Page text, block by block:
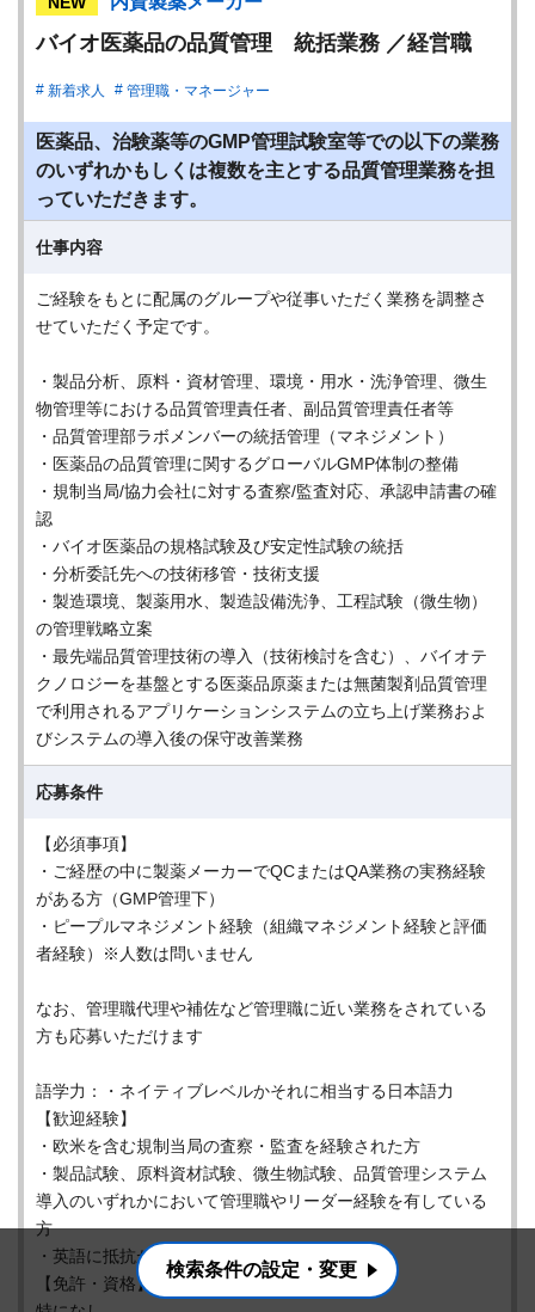
バイオ医薬品の品質管理 統括業務 ／経営職
新着求人 管理職・マネージャー
医薬品、治験薬等のGMP管理試験室等での以下の業務
のいずれかもしくは複数を主とする品質管理業務を担
っていただきます。
仕事内容
ご経験をもとに配属のグループや従事いただく業務を調整さ
せていただく予定です。
・製品分析、原料・資材管理、環境・用水・洗浄管理、微生
物管理等における品質管理責任者、副品質管理責任者等
・品質管理部ラボメンバーの統括管理（マネジメント）
・医薬品の品質管理に関するグローバルGMP体制の整備
・規制当局/協力会社に対する査察/監査対応、承認申請書の確
認
・バイオ医薬品の規格試験及び安定性試験の統括
・分析委託先への技術移管・技術支援
・製造環境、製薬用水、製造設備洗浄、工程試験（微生物）
の管理戦略立案
・最先端品質管理技術の導入（技術検討を含む）、バイオテ
クノロジーを基盤とする医薬品原薬または無菌製剤品質管理
で利用されるアプリケーションシステムの立ち上げ業務およ
びシステムの導入後の保守改善業務
応募条件
【必須事項】
・ご経歴の中に製薬メーカーでQCまたはQA業務の実務経験
がある方（GMP管理下）
・ピープルマネジメント経験（組織マネジメント経験と評価
者経験）※人数は問いません
なお、管理職代理や補佐など管理職に近い業務をされている
方も応募いただけます
語学力：・ネイティブレベルかそれに相当する日本語力
【歓迎経験】
・欧米を含む規制当局の査察・監査を経験された方
・製品試験、原料資材試験、微生物試験、品質管理システム
導入のいずれかにおいて管理職やリーダー経験を有している
方
・英語に抵抗がない方（苦手意識がない方）
【免許・資格】
検索条件の設定・変更